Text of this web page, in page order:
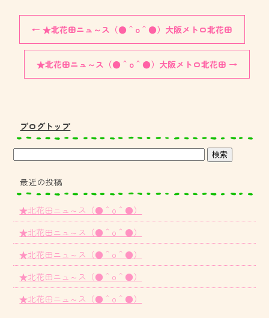
← ★北花田ニュ～ス（●＾o＾●）大阪メトロ北花田
★北花田ニュ～ス（●＾o＾●）大阪メトロ北花田 →
ブログトップ
最近の投稿
★北花田ニュ～ス（●＾o＾●）
★北花田ニュ～ス（●＾o＾●）
★北花田ニュ～ス（●＾o＾●）
★北花田ニュ～ス（●＾o＾●）
★北花田ニュ～ス（●＾o＾●）